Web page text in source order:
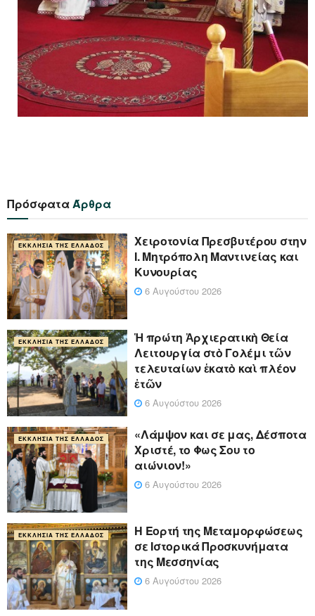
ΠρόσφαταΆρθρα
ΕΚΚΛΗΣΊΑ ΤΗΣ ΕΛΛΆΔΟΣ
Xειροτονία Πρεσβυτέρου στην
Ι. Μητρόπολη Μαντινείας και
Κυνουρίας
6 Αυγούστου 2026
ΕΚΚΛΗΣΊΑ ΤΗΣ ΕΛΛΆΔΟΣ
Ἡ πρώτη Ἀρχιερατικὴ Θεία
Λειτουργία στὸ Γολέμι τῶν
τελευταίων ἑκατὸ καὶ πλέον
ἐτῶν
6 Αυγούστου 2026
ΕΚΚΛΗΣΊΑ ΤΗΣ ΕΛΛΆΔΟΣ
«Λάμψον και σε μας, Δέσποτα
Χριστέ, το Φως Σου το
αιώνιον!»
6 Αυγούστου 2026
ΕΚΚΛΗΣΊΑ ΤΗΣ ΕΛΛΆΔΟΣ
Η Εορτή της Μεταμορφώσεως
σε Ιστορικά Προσκυνήματα
της Μεσσηνίας
6 Αυγούστου 2026